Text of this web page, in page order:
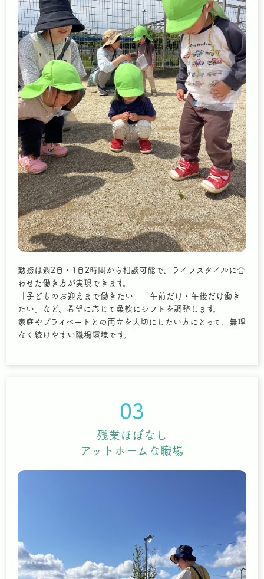
勤務は週2日・1日2時間から相談可能で、ライフスタイルに合
わせた働き方が実現できます。
「子どものお迎えまで働きたい」「午前だけ・午後だけ働き
たい」など、希望に応じて柔軟にシフトを調整します。
家庭やプライベートとの両立を大切にしたい方にとって、無理
なく続けやすい職場環境です。
03
残業ほぼなし
アットホームな職場